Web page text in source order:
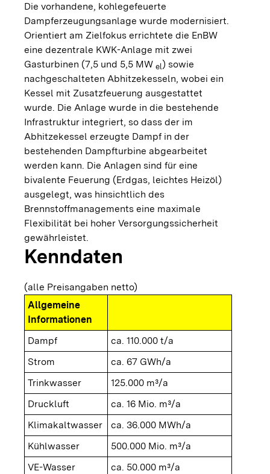
Die vorhandene, kohlegefeuerte
Dampferzeugungsanlage wurde modernisiert.
Orientiert am Zielfokus errichtete die EnBW
eine dezentrale KWK-Anlage mit zwei
Gasturbinen (7,5 und 5,5 MW el) sowie
nachgeschalteten Abhitzekesseln, wobei ein
Kessel mit Zusatzfeuerung ausgestattet
wurde. Die Anlage wurde in die bestehende
Infrastruktur integriert, so dass der im
Abhitzekessel erzeugte Dampf in der
bestehenden Dampfturbine abgearbeitet
werden kann. Die Anlagen sind für eine
bivalente Feuerung (Erdgas, leichtes Heizöl)
ausgelegt, was hinsichtlich des
Brennstoffmanagements eine maximale
Flexibilität bei hoher Versorgungssicherheit
gewährleistet.
Kenndaten
(alle Preisangaben netto)
Allgemeine
Informationen
Dampf
ca. 110.000 t/a
Strom
ca. 67 GWh/a
Trinkwasser
125.000 m³/a
Druckluft
ca. 16 Mio. m³/a
Klimakaltwasser
ca. 36.000 MWh/a
Kühlwasser
500.000 Mio. m³/a
VE-Wasser
ca. 50.000 m³/a